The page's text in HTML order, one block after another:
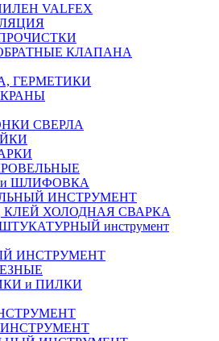
VALFEX
КЛАПАНА
ГЕРМЕТИКИ
СВЕРЛА
и ШЛИФОВКА
ИНСТРУМЕНТ
КЛЕЙ ХОЛОДНАЯ СВАРКА
инструмент
ИНСТРУМЕНТ
и ПИЛКИ